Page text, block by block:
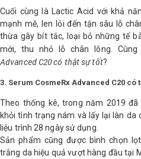
Cuối cùng là Lactic Acid với khả
mạnh mẽ, len lỏi đến tận sâu lỗ
thừa gây bít tắc, loại bỏ những tế
mới, thu nhỏ lỗ chân lông.
Advanced C20 có thật sự tốt?
3. Serum CosmeRx Advanced C20 có
Theo thống kê, trong năm 2019
khỏi tình trạng nám và lấy lại làn da
liệu trình 28 ngày sử dụng.
Sản phẩm cũng được bình chọn
trắng da hiệu quả vượt hàng đầu tại